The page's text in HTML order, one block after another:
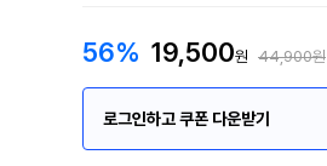
56% 19,500원 44,900원
로그인하고 쿠폰 다운받기